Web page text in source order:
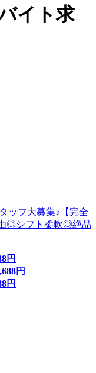
イト求
ッフ大募集♪【完全
◎シフト柔軟◎絶品
円
円
円